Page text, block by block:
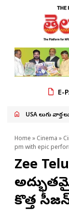
E-
USA తెలుగు
Home » Cinema »
pm with epic
Zee
కొత్త